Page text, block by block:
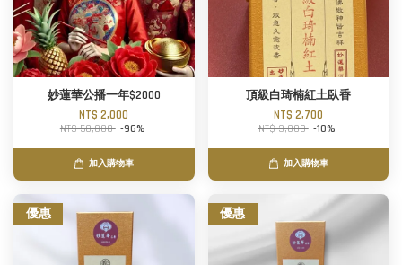
妙蓮華公播一年$2000
NT$ 2,000
NT$ 50,000 -96%
加入購物車
頂級白琦楠紅土臥香
NT$ 2,700
NT$ 3,000 -10%
加入購物車
優惠 優惠